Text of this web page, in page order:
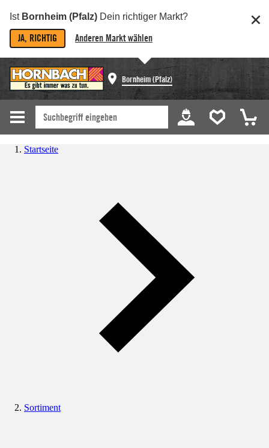
Ist Bornheim (Pfalz) Dein richtiger Markt?
JA, RICHTIG Anderen Markt wählen
Bornheim (Pfalz)
Startseite
Sortiment